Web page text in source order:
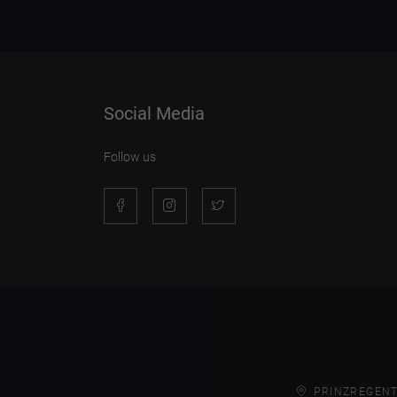
Social Media
Follow us